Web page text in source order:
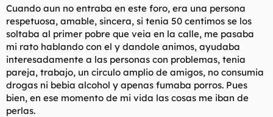
Cuando aun no entraba en este foro, era una persona
respetuosa, amable, sincera, si tenia 50 centimos se los
soltaba al primer pobre que veia en la calle, me pasaba
mi rato hablando con el y dandole animos, ayudaba
interesadamente a las personas con problemas, tenia
pareja, trabajo, un circulo amplio de amigos, no consumia
drogas ni bebia alcohol y apenas fumaba porros. Pues
bien, en ese momento de mi vida las cosas me iban de
perlas.